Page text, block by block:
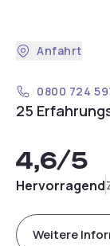
Anfahrt
0800 724
25
4,6/5
Hervorragend
Weitere